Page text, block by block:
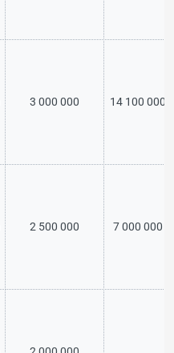
3 000 000 14 100 000
2 500 000 7 000 000